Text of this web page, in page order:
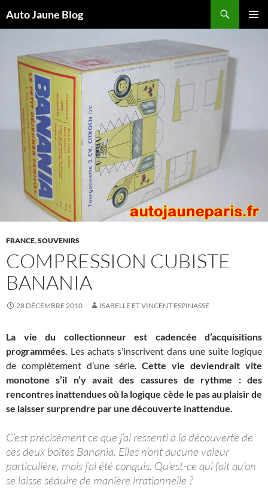
Auto Jaune Blog
FRANCE,SOUVENIRS
COMPRESSION CUBISTE
BANANIA
28 DÉCEMBRE 2010 ISABELLE ET VINCENT ESPINASSE
La vie du collectionneur est cadencée d’acquisitions
programmées. Les achats s’inscrivent dans une suite logique
de complètement d’une série. Cette vie deviendrait vite
monotone s’il n’y avait des cassures de rythme : des
rencontres inattendues où la logique cède le pas au plaisir de
se laisser surprendre par une découverte inattendue.
C’est précisément ce que j’ai ressenti à la découverte de
ces deux boîtes Banania. Elles n’ont aucune valeur
particulière, mais j’ai été conquis. Qu’est-ce qui fait qu’on
se laisse séduire de manière irrationnelle ?